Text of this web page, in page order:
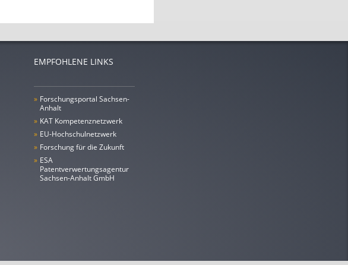
EMPFOHLENE LINKS
» Forschungsportal Sachsen-
Anhalt
» KAT Kompetenznetzwerk
» EU-Hochschulnetzwerk
» Forschung für die Zukunft
» ESA
Patentverwertungsagentur
Sachsen-Anhalt GmbH